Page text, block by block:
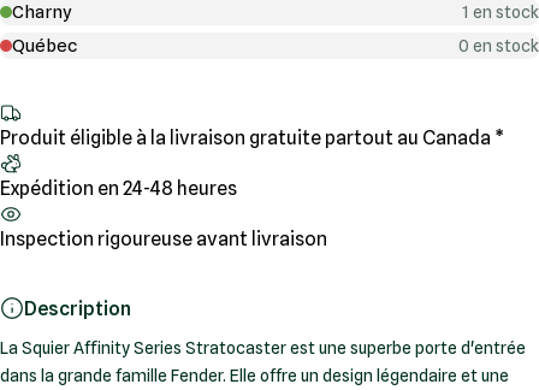
Charny 1 en stock
Québec 0 en stock
Produit éligible à la livraison gratuite partout au Canada *
Expédition en 24-48 heures
Inspection rigoureuse avant livraison
Description
La Squier Affinity Series Stratocaster est une superbe porte d'entrée
dans la grande famille Fender. Elle offre un design légendaire et une